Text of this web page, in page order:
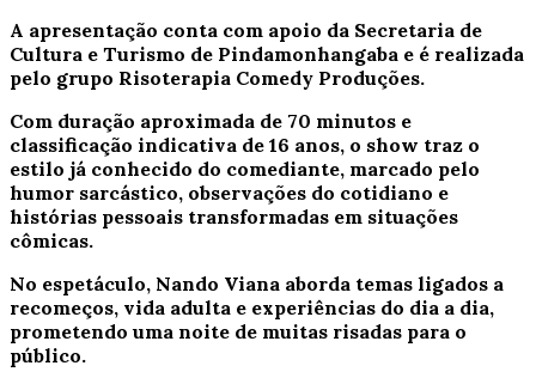
A apresentação conta com apoio da Secretaria de
Cultura e Turismo de Pindamonhangaba e é realizada
pelo grupo Risoterapia Comedy Produções.
Com duração aproximada de 70 minutos e
classificação indicativa de 16 anos, o show traz o
estilo já conhecido do comediante, marcado pelo
humor sarcástico, observações do cotidiano e
histórias pessoais transformadas em situações
cômicas.
No espetáculo, Nando Viana aborda temas ligados a
recomeços, vida adulta e experiências do dia a dia,
prometendo uma noite de muitas risadas para o
público.